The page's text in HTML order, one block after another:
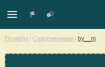
Поэмбук / Современники / by__m